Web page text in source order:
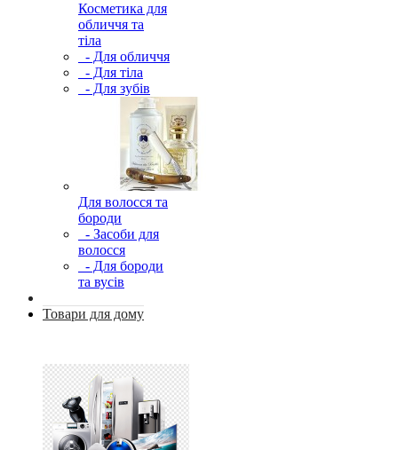
Косметика для
обличчя та
тіла
- Для обличчя
- Для тіла
- Для зубів
Для волосся та
бороди
- Засоби для
волосся
- Для бороди
та вусів
Товари для дому